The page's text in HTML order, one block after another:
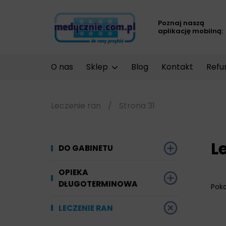
Poznaj naszą
aplikację mobilną:
O nas Sklep Blog Kontakt
Leczenie ran / Strona 31
DO GABINETU
Dezynfekcja
OPIEKA
DŁUGOTERMINOWA
Materiały chłonne
LECZENIE RAN